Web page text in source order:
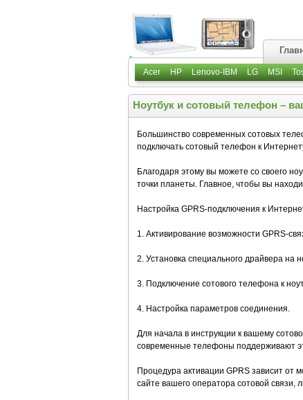
Acer HP Lenovo-IBM LG MSI
Ноутбук и сотовый телефон –
Большинство современных сотовых
подключать сотовый телефон к
Благодаря этому вы можете со своего
точки планеты. Главное, чтобы вы
Настройка GPRS-подключения к
1. Активирование возможности GPRS-
2. Установка специального драйвера на
3. Подключение сотового телефона к
4. Настройка параметров соединения.
Для начала в инструкции к вашему
современные телефоны поддерживают
Процедура активации GPRS зависит от
сайте вашего оператора сотовой связи,